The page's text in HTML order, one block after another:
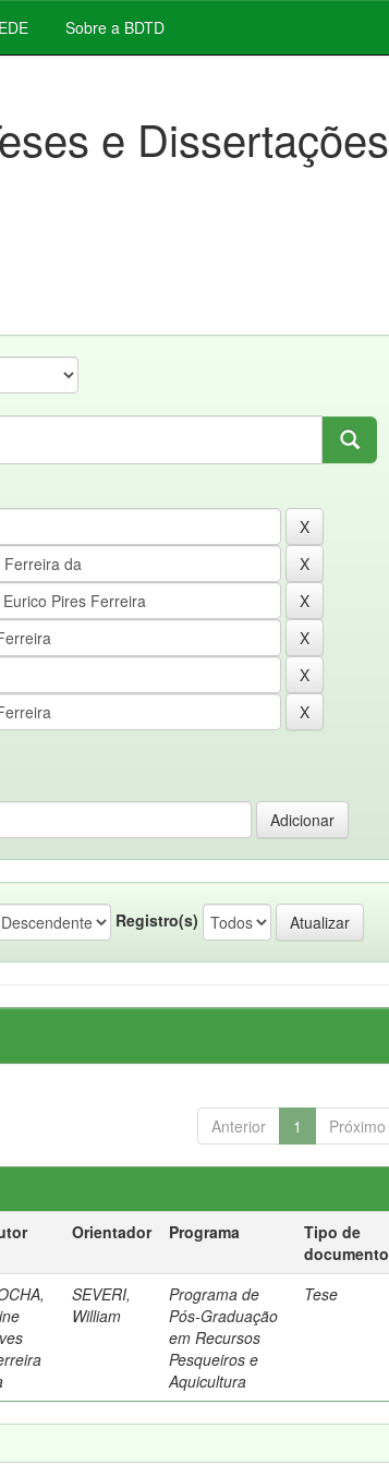
Sobre a BDTD
e Dissertações
Registro(s)
Anterior 1 Próximo
Orientador Programa
Tipo de
documento
SEVERI,
William
Programa de
Pós-Graduação
em Recursos
Pesqueiros e
Aquicultura
Tese